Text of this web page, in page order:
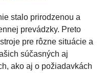
stalo prirodzenou a
prevádzky. Preto
pre rôzne situácie a
súčasných aj
ako aj o požiadavkách